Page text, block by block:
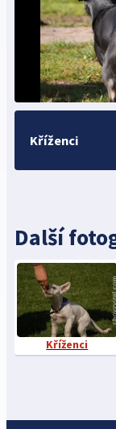
Kříženci
Další
Kříženci